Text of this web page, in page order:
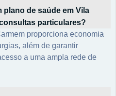
plano de saúde em Vila
particulares?
proporciona economia
além de garantir
a uma ampla rede de